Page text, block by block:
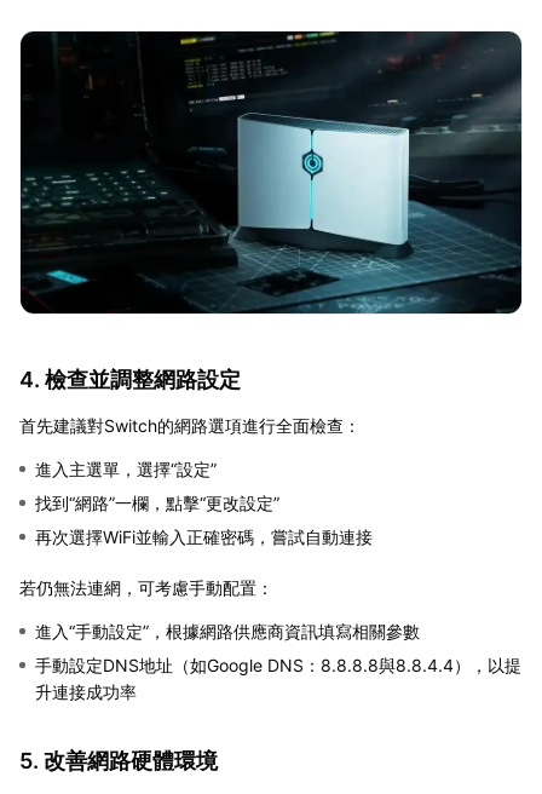
4. 檢查並調整網路設定
首先建議對Switch的網路選項進行全面檢查：
進入主選單，選擇“設定”
找到“網路”一欄，點擊“更改設定”
再次選擇WiFi並輸入正確密碼，嘗試自動連接
若仍無法連網，可考慮手動配置：
進入“手動設定”，根據網路供應商資訊填寫相關參數
手動設定DNS地址（如Google DNS：8.8.8.8與8.8.4.4），以提
升連接成功率
5. 改善網路硬體環境